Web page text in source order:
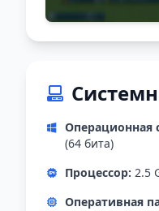
Операционная
(64 бита)
Процессор: 2.5
Оперативная